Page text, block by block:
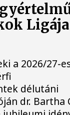
Ligája
a 2026/27-
délutáni
dr. Bartha